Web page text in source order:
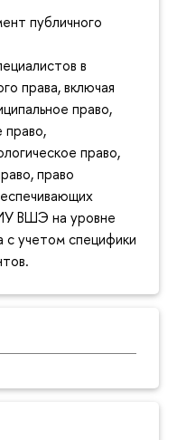
публичного
в
права, включая
право,
право,
право,
право
ВШЭ на уровне
с учетом специфики